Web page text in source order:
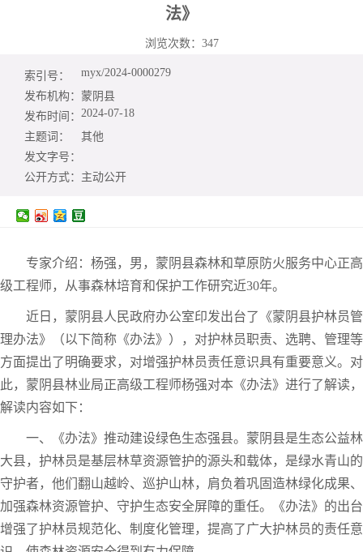
法》
浏览次数： 347
索引号：
myx/2024-0000279
发布机构： 蒙阴县
发布时间： 2024-07-18
主题词：
其他
发文字号：
公开方式： 主动公开
专家介绍：杨强，男，蒙阴县森林和草原防火服务中心正高
级工程师，从事森林培育和保护工作研究近30年。
近日，蒙阴县人民政府办公室印发出台了《蒙阴县护林员管
理办法》（以下简称《办法》），对护林员职责、选聘、管理等
方面提出了明确要求，对增强护林员责任意识具有重要意义。对
此，蒙阴县林业局正高级工程师杨强对本《办法》进行了解读，
解读内容如下：
一、《办法》推动建设绿色生态强县。蒙阴县是生态公益林
大县，护林员是基层林草资源管护的源头和载体，是绿水青山的
守护者，他们翻山越岭、巡护山林，肩负着巩固造林绿化成果、
加强森林资源管护、守护生态安全屏障的重任。《办法》的出台
增强了护林员规范化、制度化管理，提高了广大护林员的责任意